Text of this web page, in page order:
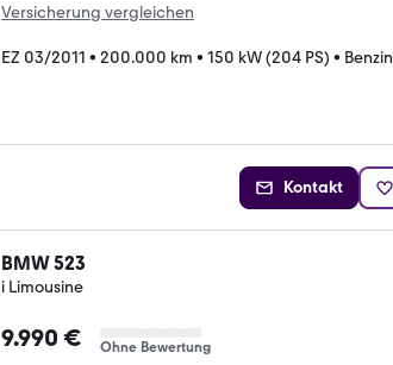
Versicherung vergleichen
EZ 03/2011 • 200.000 km • 150 kW (204 PS) • Benzin
Kontakt
BMW 523
i Limousine
9.990 € Ohne Bewertung